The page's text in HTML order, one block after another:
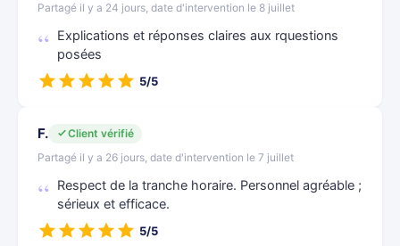
Partagé il y a 24 jours, date d'intervention le 8 juillet
Explications et réponses claires aux rquestions
posées
5/5
F.
Client vérifié
Partagé il y a 26 jours, date d'intervention le 7 juillet
Respect de la tranche horaire. Personnel agréable ;
sérieux et efficace.
5/5